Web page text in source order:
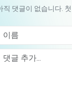
직 댓글이 없습니다.
이름